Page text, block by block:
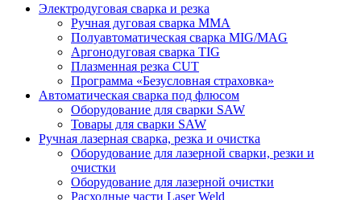
Электродуговая сварка и резка
Ручная дуговая сварка MMA
Полуавтоматическая сварка MIG/MAG
Аргонодуговая сварка TIG
Плазменная резка CUT
Программа «Безусловная страховка»
Автоматическая сварка под флюсом
Оборудование для сварки SAW
Товары для сварки SAW
Ручная лазерная сварка, резка и очистка
Оборудование для лазерной сварки, резки и
очистки
Оборудование для лазерной очистки
Расходные части Laser Weld